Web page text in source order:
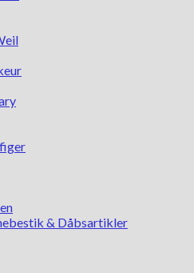
& Dåbsartikler